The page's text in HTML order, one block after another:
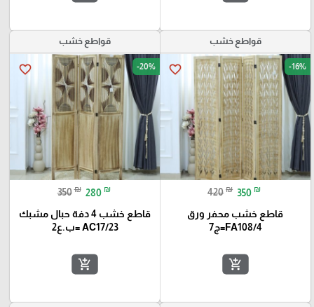
قواطع خشب
favorite_border -16%
420 ₪ 350 ₪
قاطع خشب محفر ورق
FA108/4=ج7
add_shopping_cart
قواطع خشب
favorite_border -20%
350 ₪ 280 ₪
قاطع خشب 4 دفة حبال مشبك
AC17/23 =ب.ع2
add_shopping_cart